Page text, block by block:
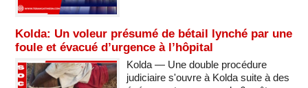
Kolda: Un voleur présumé de bétail lynché par une
foule et évacué d’urgence à l’hôpital
Kolda — Une double procédure
judiciaire s'ouvre à Kolda suite à des